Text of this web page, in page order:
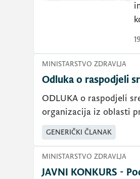
MINISTARSTVO ZDRAVLJA
Odluka o raspodjeli
ODLUKA o raspodjeli
organizacija iz oblasti
GENERIČKI ČLANAK
MINISTARSTVO ZDRAVLJA
JAVNI KONKURS -